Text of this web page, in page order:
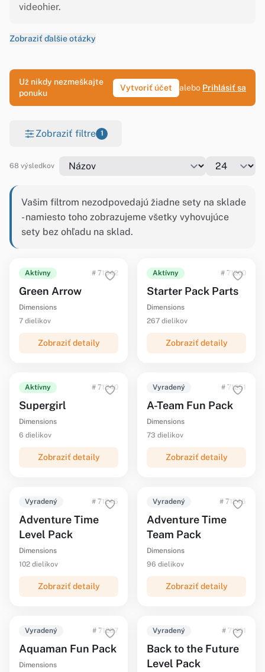
videohier.
Zobraziť ďalšie otázky
Už nikdy nezmeškajte
ponuku
Vytvoriť účet alebo Prihlásiť sa
Zobraziť filtre 1
68 výsledkov
Vašim filtrom nezodpovedajú žiadne sety na sklade
- namiesto toho zobrazujeme všetky vyhovujúce
sety bez ohľadu na sklad.
Aktívny # 71342
Green Arrow
Dimensions
7 dielikov
Zobraziť detaily
Aktívny # 71200
Starter Pack Parts
Dimensions
267 dielikov
Zobraziť detaily
Aktívny # 71340
Supergirl
Dimensions
6 dielikov
Zobraziť detaily
Vyradený # 71251
A-Team Fun Pack
Dimensions
73 dielikov
Zobraziť detaily
Vyradený # 71245
Adventure Time
Level Pack
Dimensions
102 dielikov
Zobraziť detaily
Vyradený # 71246
Adventure Time
Team Pack
Dimensions
96 dielikov
Zobraziť detaily
Vyradený # 71237
Aquaman Fun Pack
Dimensions
Vyradený # 71201
Back to the Future
Level Pack